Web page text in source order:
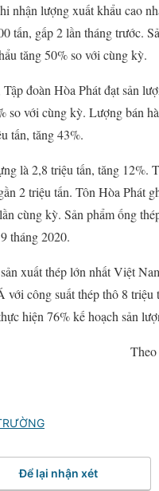
nhận lượng xuất khẩu cao
tấn, gấp 2 lần tháng trước.
tăng 50% so với cùng kỳ.
đoàn Hòa Phát đạt sản
so với cùng kỳ. Lượng bán
tấn, tăng 43%.
là 2,8 triệu tấn, tăng 12%.
2 triệu tấn. Tôn Hòa Phát
cùng kỳ. Sản phẩm ống
tháng 2020.
xuất thép lớn nhất Việt
công suất thép thô 8 triệu
hiện 76% kế hoạch sản
Theo
Để lại nhận xét